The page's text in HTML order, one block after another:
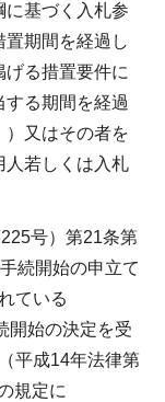
に基づく入札参
期間を経過し
る措置要件に
る期間を経過
）又はその者を
人若しくは入札
号）第21条第
続開始の申立て
ている
開始の決定を受
平成14年法律第
規定に